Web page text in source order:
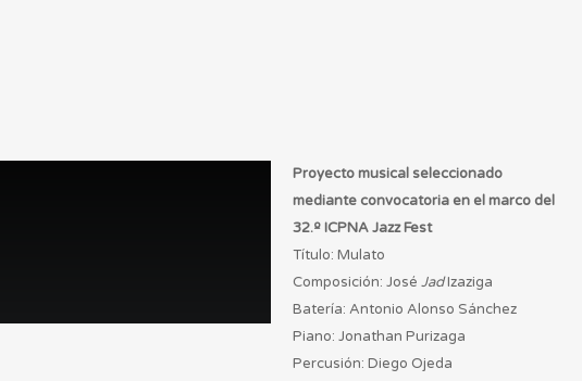
Proyecto musical seleccionado
mediante convocatoria en el marco del
32.º ICPNA Jazz Fest
Título: Mulato
Composición: José JadIzaziga
Batería: Antonio Alonso Sánchez
Piano: Jonathan Purizaga
Percusión: Diego Ojeda